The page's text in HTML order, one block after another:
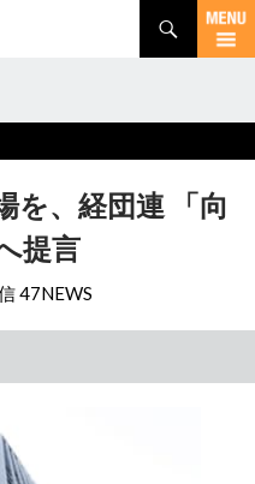
を、経団連 「向
提言
47NEWS